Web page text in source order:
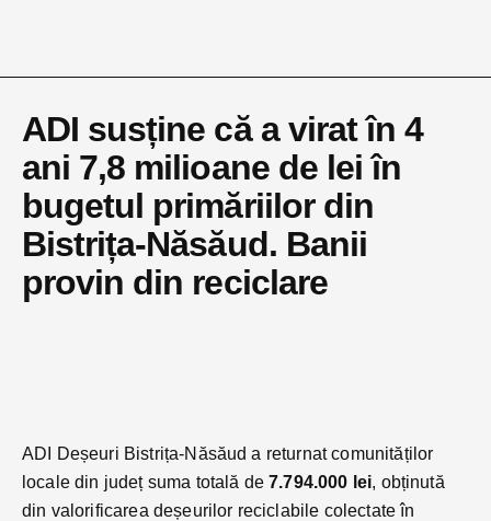
ADI susține că a virat în 4
ani 7,8 milioane de lei în
bugetul primăriilor din
Bistrița-Năsăud. Banii
provin din reciclare
ADI Deșeuri Bistrița-Năsăud a returnat comunităților
locale din județ suma totală de7.794.000 lei, obținută
din valorificarea deșeurilor reciclabile colectate în